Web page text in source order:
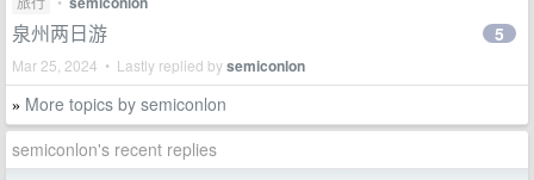
泉州两日游
Mar 25, 2024 • Lastly replied bysemiconlon
5
» More topics by semiconlon
semiconlon's recent replies